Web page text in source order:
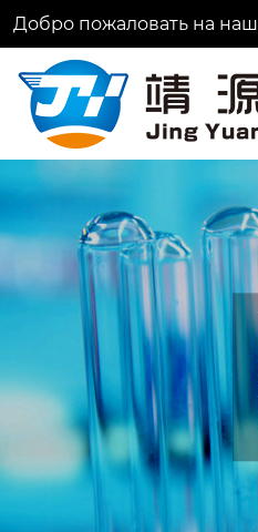
Добро пожаловать на наш